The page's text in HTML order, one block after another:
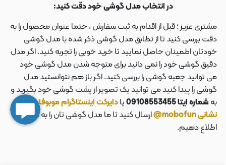
در انتخاب مدل گوشی خود دقت کنید:
مشتری عزیز ؛ قبل از اقدام به ثبت سفارش ، حتما عنوان محصول را به
دقت بررسی کنید تا از تطابق مدل گوشی ذکر شده با مدل گوشی
خودتان اطمینان حاصل نمایید تا خرید خوبی را تجربه کنید. اگر مدل
دقیق گوشی خود را نمی دانید برای متوجه شدن مدل گوشی خود
می توانید جعبه گوشی را بررسی کنید. اگر باز هم نتوانستید مدل
گوشی را پیدا کنید می توانید یک تصویر از پشت گوشی خود بگیرید و
به شماره ایتا 09108553455 یادایرکت اینستاگرام موبوفان به
نشانی mobofun@
ارسال کنید تا ما مدل گوشی تان را به شما
اطلاع دهیم.